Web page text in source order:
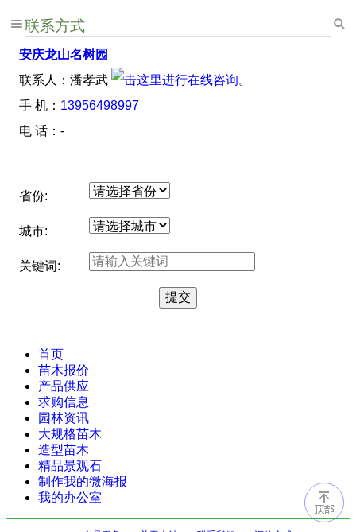
联系方式
安庆龙山名树园
联系人：潘孝武
手 机： 13956498997
电 话：-
省份:
城市:
关键词:
首页
苗木报价
产品供应
求购信息
园林资讯
大规格苗木
造型苗木
精品景观石
制作我的微海报
我的办公室